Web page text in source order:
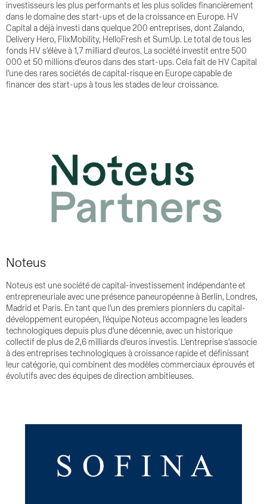
investisseurs les plus performants et les plus solides financièrement
dans le domaine des start-ups et de la croissance en Europe. HV
Capital a déjà investi dans quelque 200 entreprises, dont Zalando,
Delivery Hero, FlixMobility, HelloFresh et SumUp. Le total de tous les
fonds HV s'élève à 1,7 milliard d'euros. La société investit entre 500
000 et 50 millions d'euros dans des start-ups. Cela fait de HV Capital
l'une des rares sociétés de capital-risque en Europe capable de
financer des start-ups à tous les stades de leur croissance.
Noteus
Noteus est une société de capital-investissement indépendante et
entrepreneuriale avec une présence paneuropéenne à Berlin, Londres,
Madrid et Paris. En tant que l'un des premiers pionniers du capital-
développement européen, l'équipe Noteus accompagne les leaders
technologiques depuis plus d'une décennie, avec un historique
collectif de plus de 2,6 milliards d'euros investis. L'entreprise s'associe
à des entreprises technologiques à croissance rapide et définissant
leur catégorie, qui combinent des modèles commerciaux éprouvés et
évolutifs avec des équipes de direction ambitieuses.